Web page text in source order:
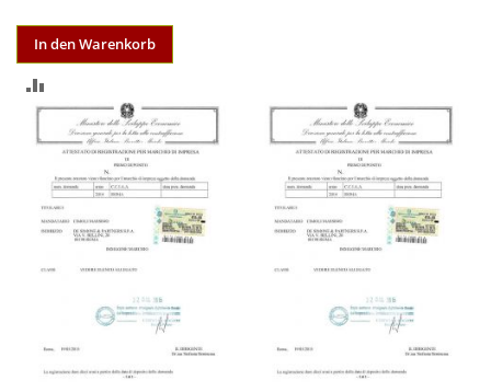
In den Warenkorb
VERGLEICHSLISTE
HINZUFÜGEN